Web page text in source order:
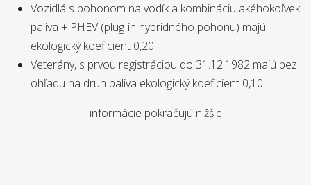
Vozidlá s pohonom na vodík a kombináciu akéhokoľvek
paliva + PHEV (plug-in hybridného pohonu) majú
ekologický koeficient 0,20.
Veterány, s prvou registráciou do 31.12.1982 majú bez
ohľadu na druh paliva ekologický koeficient 0,10.
informácie pokračujú nižšie